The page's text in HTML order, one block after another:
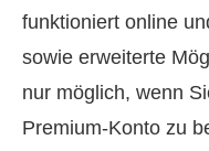
funktioniert online
sowie erweiterte
nur möglich, wenn
Premium-Konto zu